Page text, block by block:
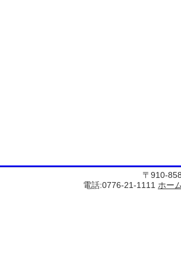
〒910-
電話:0776-21-1111 ホー